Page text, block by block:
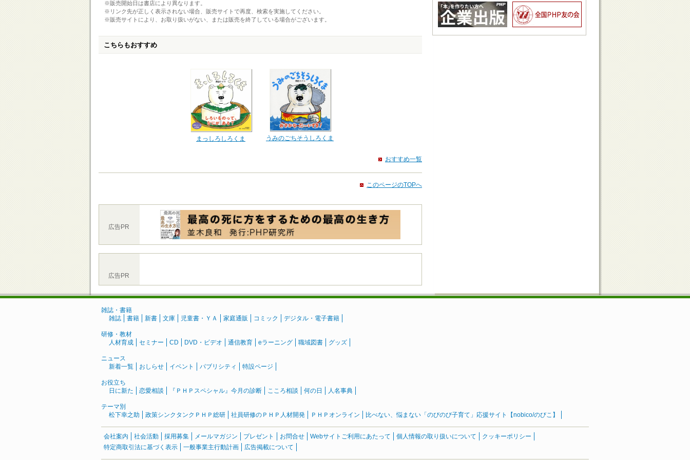
※販売開始日は書店により異なります。
※リンク先が正しく表示されない場合、販売サイトで再度、検索を実施してください。
※販売サイトにより、お取り扱いがない、または販売を終了している場合がございます。
こちらもおすすめ
まっしろしろくま うみのごちそうしろくま
おすすめ一覧
このページのTOPへ
広告PR
広告PR
雑誌・書籍
雑誌
書籍 新書 文庫 児童書・ＹＡ 家庭通販 コミック デジタル・電子書籍
研修・教材
人材育成
セミナー CD DVD・ビデオ 通信教育 eラーニング 職域図書 グッズ
ニュース
新着一覧
おしらせ イベント パブリシティ 特設ページ
お役立ち
日に新た
恋愛相談 『ＰＨＰスペシャル』今月の診断 こころ相談 何の日 人名事典
テーマ別
松下幸之助
政策シンクタンクＰＨＰ総研 社員研修のＰＨＰ人材開発 ＰＨＰオンライン 比べない、悩まない「のびのび子育て」応援サイト【nobico/のびこ】
会社案内 社会活動 採用募集 メールマガジン プレゼント お問合せ Webサイトご利用にあたって 個人情報の取り扱いについて
クッキーポリシー
特定商取引法に基づく表示
一般事業主行動計画 広告掲載について